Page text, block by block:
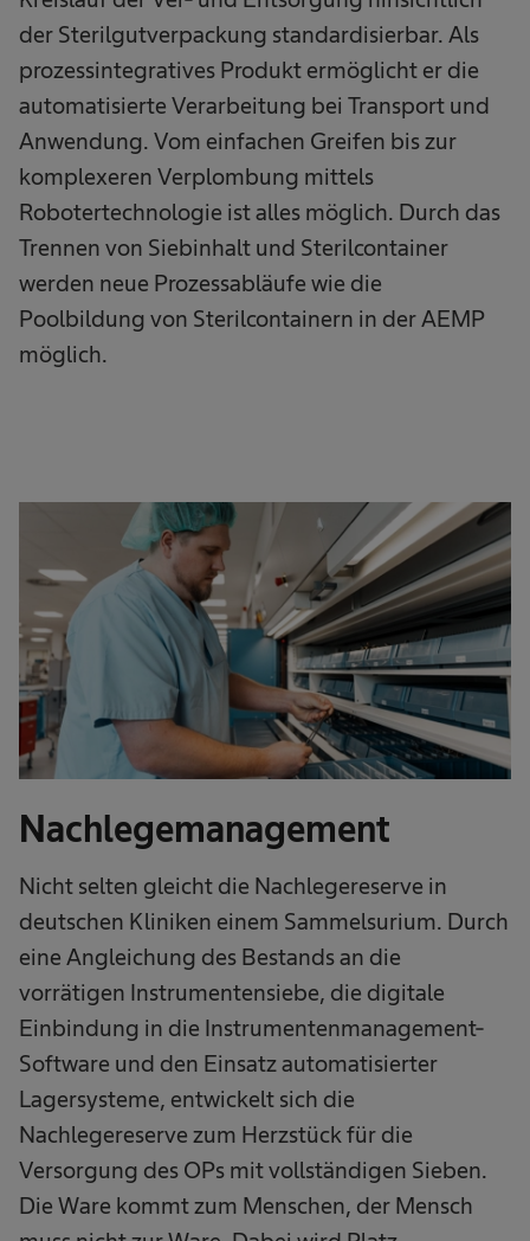
der Sterilgutverpackung standardisierbar. Als
prozessintegratives Produkt ermöglicht er die
automatisierte Verarbeitung bei Transport und
Anwendung. Vom einfachen Greifen bis zur
komplexeren Verplombung mittels
Robotertechnologie ist alles möglich. Durch das
Trennen von Siebinhalt und Sterilcontainer
werden neue Prozessabläufe wie die
Poolbildung von Sterilcontainern in der AEMP
möglich.
Nachlegemanagement
Nicht selten gleicht die Nachlegereserve in
deutschen Kliniken einem Sammelsurium. Durch
eine Angleichung des Bestands an die
vorrätigen Instrumentensiebe, die digitale
Einbindung in die Instrumentenmanagement-
Software und den Einsatz automatisierter
Lagersysteme, entwickelt sich die
Nachlegereserve zum Herzstück für die
Versorgung des OPs mit vollständigen Sieben.
Die Ware kommt zum Menschen, der Mensch